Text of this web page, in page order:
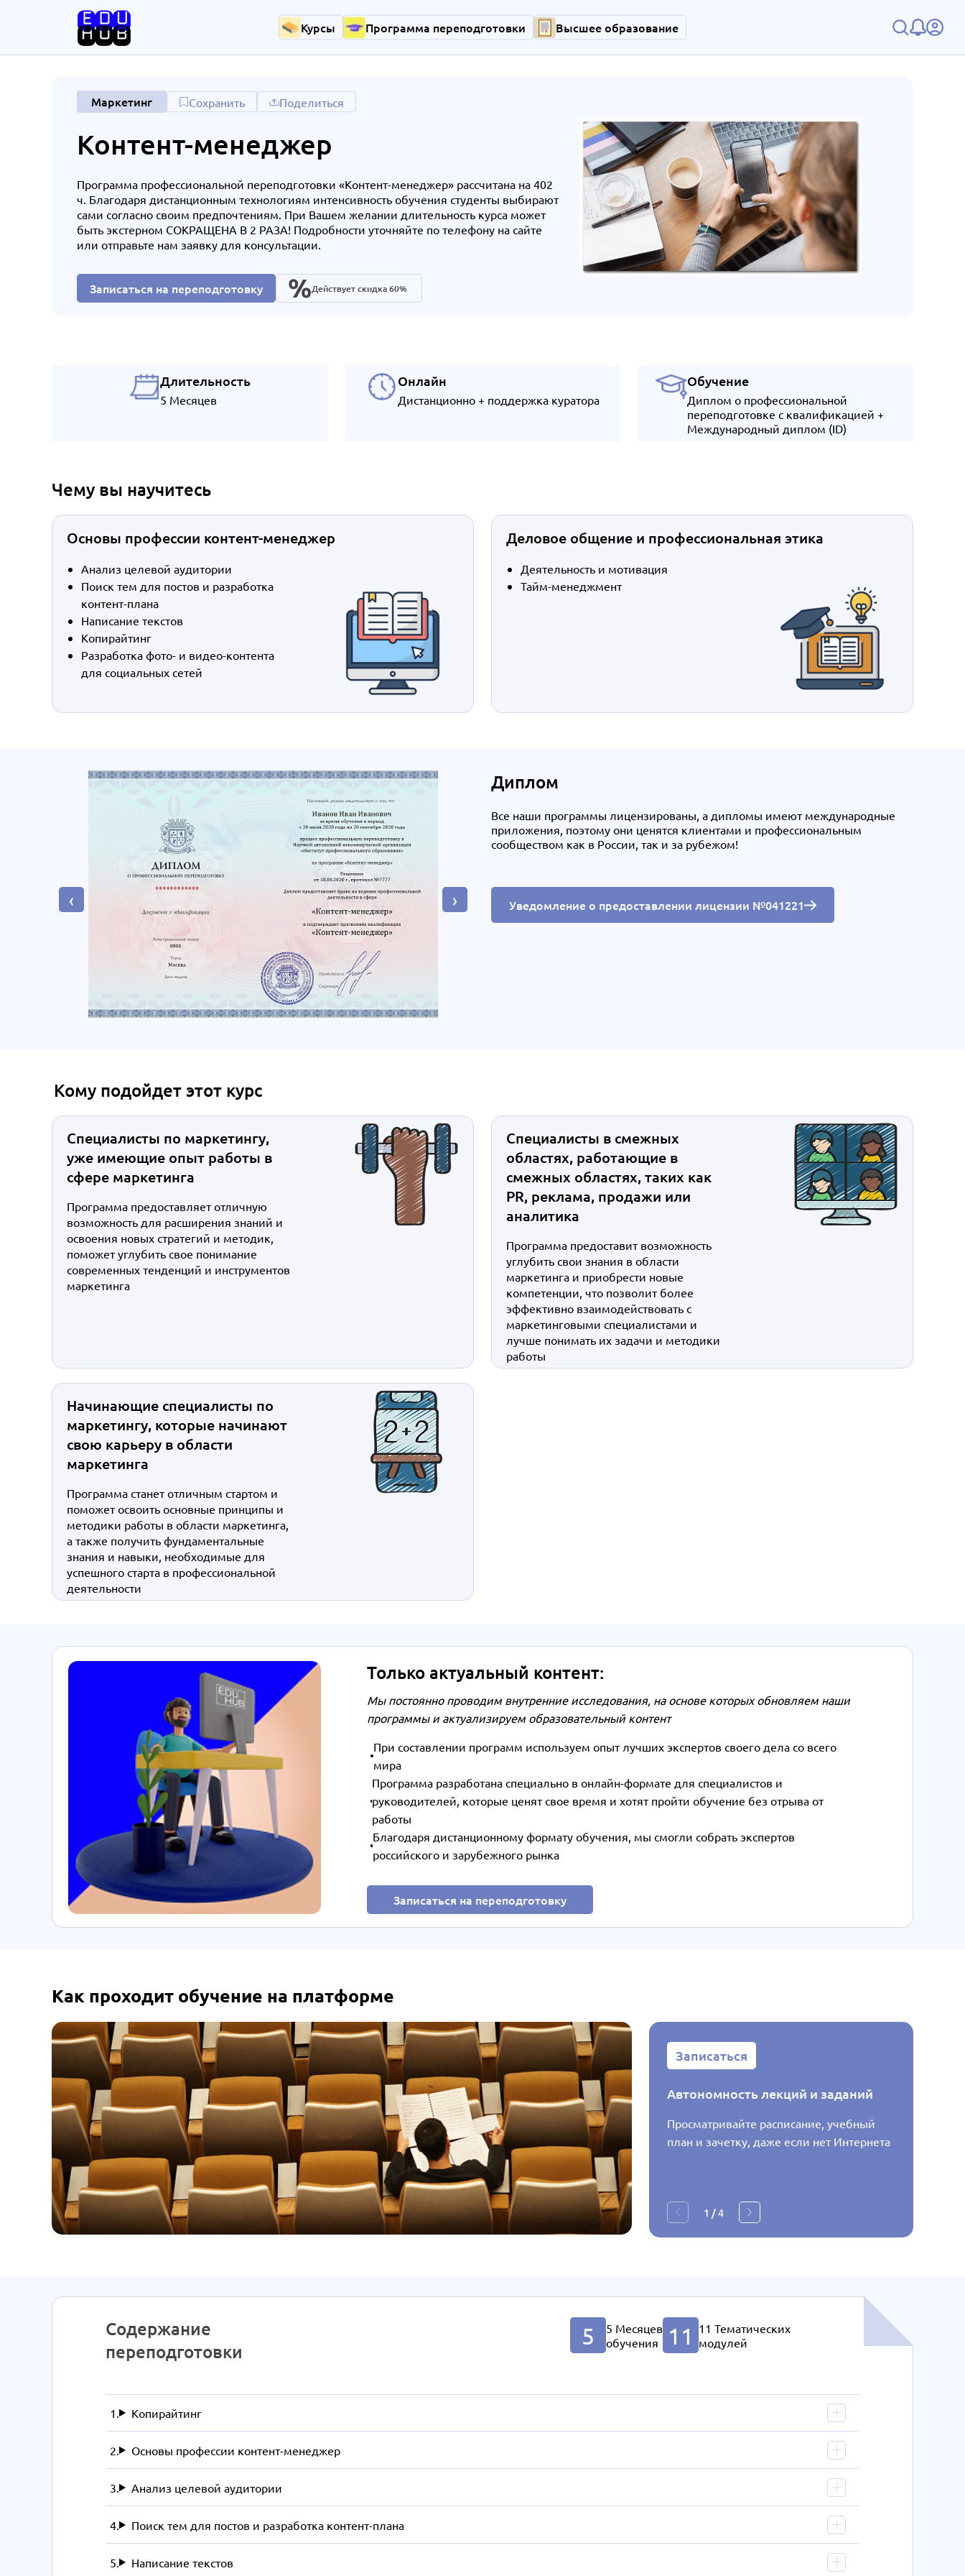
Курсы Программа переподготовки Высшее образование
Маркетинг Сохранить Поделиться
Контент-менеджер
Программа профессиональной переподготовки «Контент-менеджер» рассчитана на 402
ч. Благодаря дистанционным технологиям интенсивность обучения студенты выбирают
сами согласно своим предпочтениям. При Вашем желании длительность курса может
быть экстерном СОКРАЩЕНА В 2 РАЗА! Подробности уточняйте по телефону на сайте
или отправьте нам заявку для консультации.
Записаться на переподготовку Действует скидка 60%
Длительность
5 Месяцев
Онлайн
Дистанционно + поддержка куратора
Обучение
Диплом о профессиональной
переподготовке с квалификацией +
Международный диплом (ID)
Чему вы научитесь
Основы профессии контент-менеджер
Анализ целевой аудитории
Поиск тем для постов и разработка
контент-плана
Написание текстов
Копирайтинг
Разработка фото- и видео-контента
для социальных сетей
Деловое общение и профессиональная этика
Деятельность и мотивация
Тайм-менеджмент
‹ ›
Диплом
Все наши программы лицензированы, а дипломы имеют международные
приложения, поэтому они ценятся клиентами и профессиональным
сообществом как в России, так и за рубежом!
Уведомление о предоставлении лицензии №041221
Кому подойдет этот курс
Специалисты по маркетингу,
уже имеющие опыт работы в
сфере маркетинга
Программа предоставляет отличную
возможность для расширения знаний и
освоения новых стратегий и методик,
поможет углубить свое понимание
современных тенденций и инструментов
маркетинга
Специалисты в смежных
областях, работающие в
смежных областях, таких как
PR, реклама, продажи или
аналитика
Программа предоставит возможность
углубить свои знания в области
маркетинга и приобрести новые
компетенции, что позволит более
эффективно взаимодействовать с
маркетинговыми специалистами и
лучше понимать их задачи и методики
работы
Начинающие специалисты по
маркетингу, которые начинают
свою карьеру в области
маркетинга
Программа станет отличным стартом и
поможет освоить основные принципы и
методики работы в области маркетинга,
а также получить фундаментальные
знания и навыки, необходимые для
успешного старта в профессиональной
деятельности
Только актуальный контент:
Мы постоянно проводим внутренние исследования, на основе которых обновляем наши
программы и актуализируем образовательный контент
При составлении программ используем опыт лучших экспертов своего дела со всего
мира
Программа разработана специально в онлайн-формате для специалистов и
руководителей, которые ценят свое время и хотят пройти обучение без отрыва от
работы
Благодаря дистанционному формату обучения, мы смогли собрать экспертов
российского и зарубежного рынка
Записаться на переподготовку
Как проходит обучение на платформе
Записаться
Автономность лекций и заданий
Просматривайте расписание, учебный
план и зачетку, даже если нет Интернета
1 /4
Содержание
переподготовки
5
5 Месяцев
обучения
11
11 Тематических
модулей
Копирайтинг
Основы профессии контент-менеджер
Анализ целевой аудитории
Поиск тем для постов и разработка контент-плана
Написание текстов